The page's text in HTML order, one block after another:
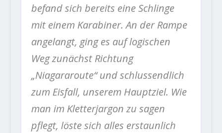
befand sich bereits eine Schlinge
mit einem Karabiner. An der Rampe
angelangt, ging es auf logischen
Weg zunächst Richtung
„Niagararoute“ und schlussendlich
zum Eisfall, unserem Hauptziel. Wie
man im Kletterjargon zu sagen
pflegt, löste sich alles erstaunlich